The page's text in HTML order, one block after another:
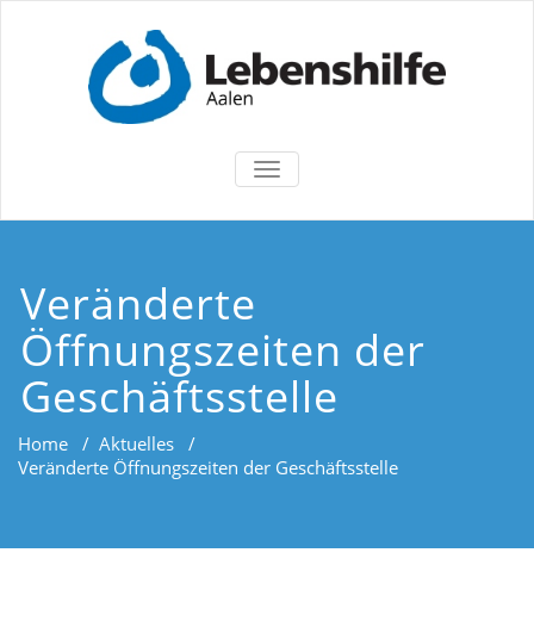
TOGGLE
Veränderte
Öffnungszeiten der
Geschäftsstelle
Home / Aktuelles /
Veränderte Öffnungszeiten der Geschäftsstelle